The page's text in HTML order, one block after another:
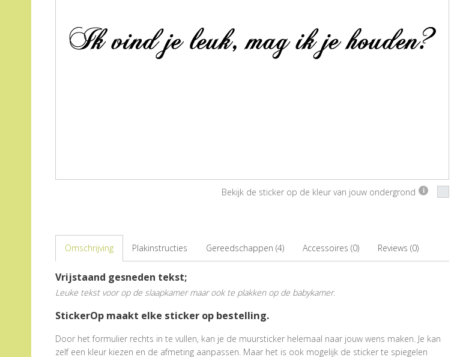
Bekijk de sticker op de kleur van jouw ondergrond i
Omschrijving Plakinstructies Gereedschappen (4) Accessoires (0) Reviews (0)
Vrijstaand gesneden tekst;
Leuke tekst voor op de slaapkamer maar ook te plakken op de babykamer.
StickerOp maakt elke sticker op bestelling.
Door het formulier rechts in te vullen, kan je de muursticker helemaal naar jouw wens maken. Je kan
zelf een kleur kiezen en de afmeting aanpassen. Maar het is ook mogelijk de sticker te spiegelen